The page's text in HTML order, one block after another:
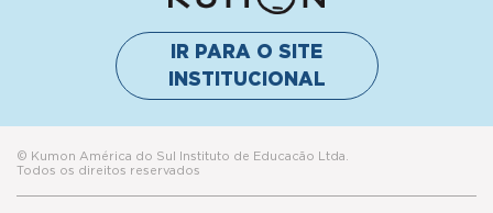
IR PARA O SITE
INSTITUCIONAL
© Kumon América do Sul Instituto de Educacão Ltda.
Todos os direitos reservados